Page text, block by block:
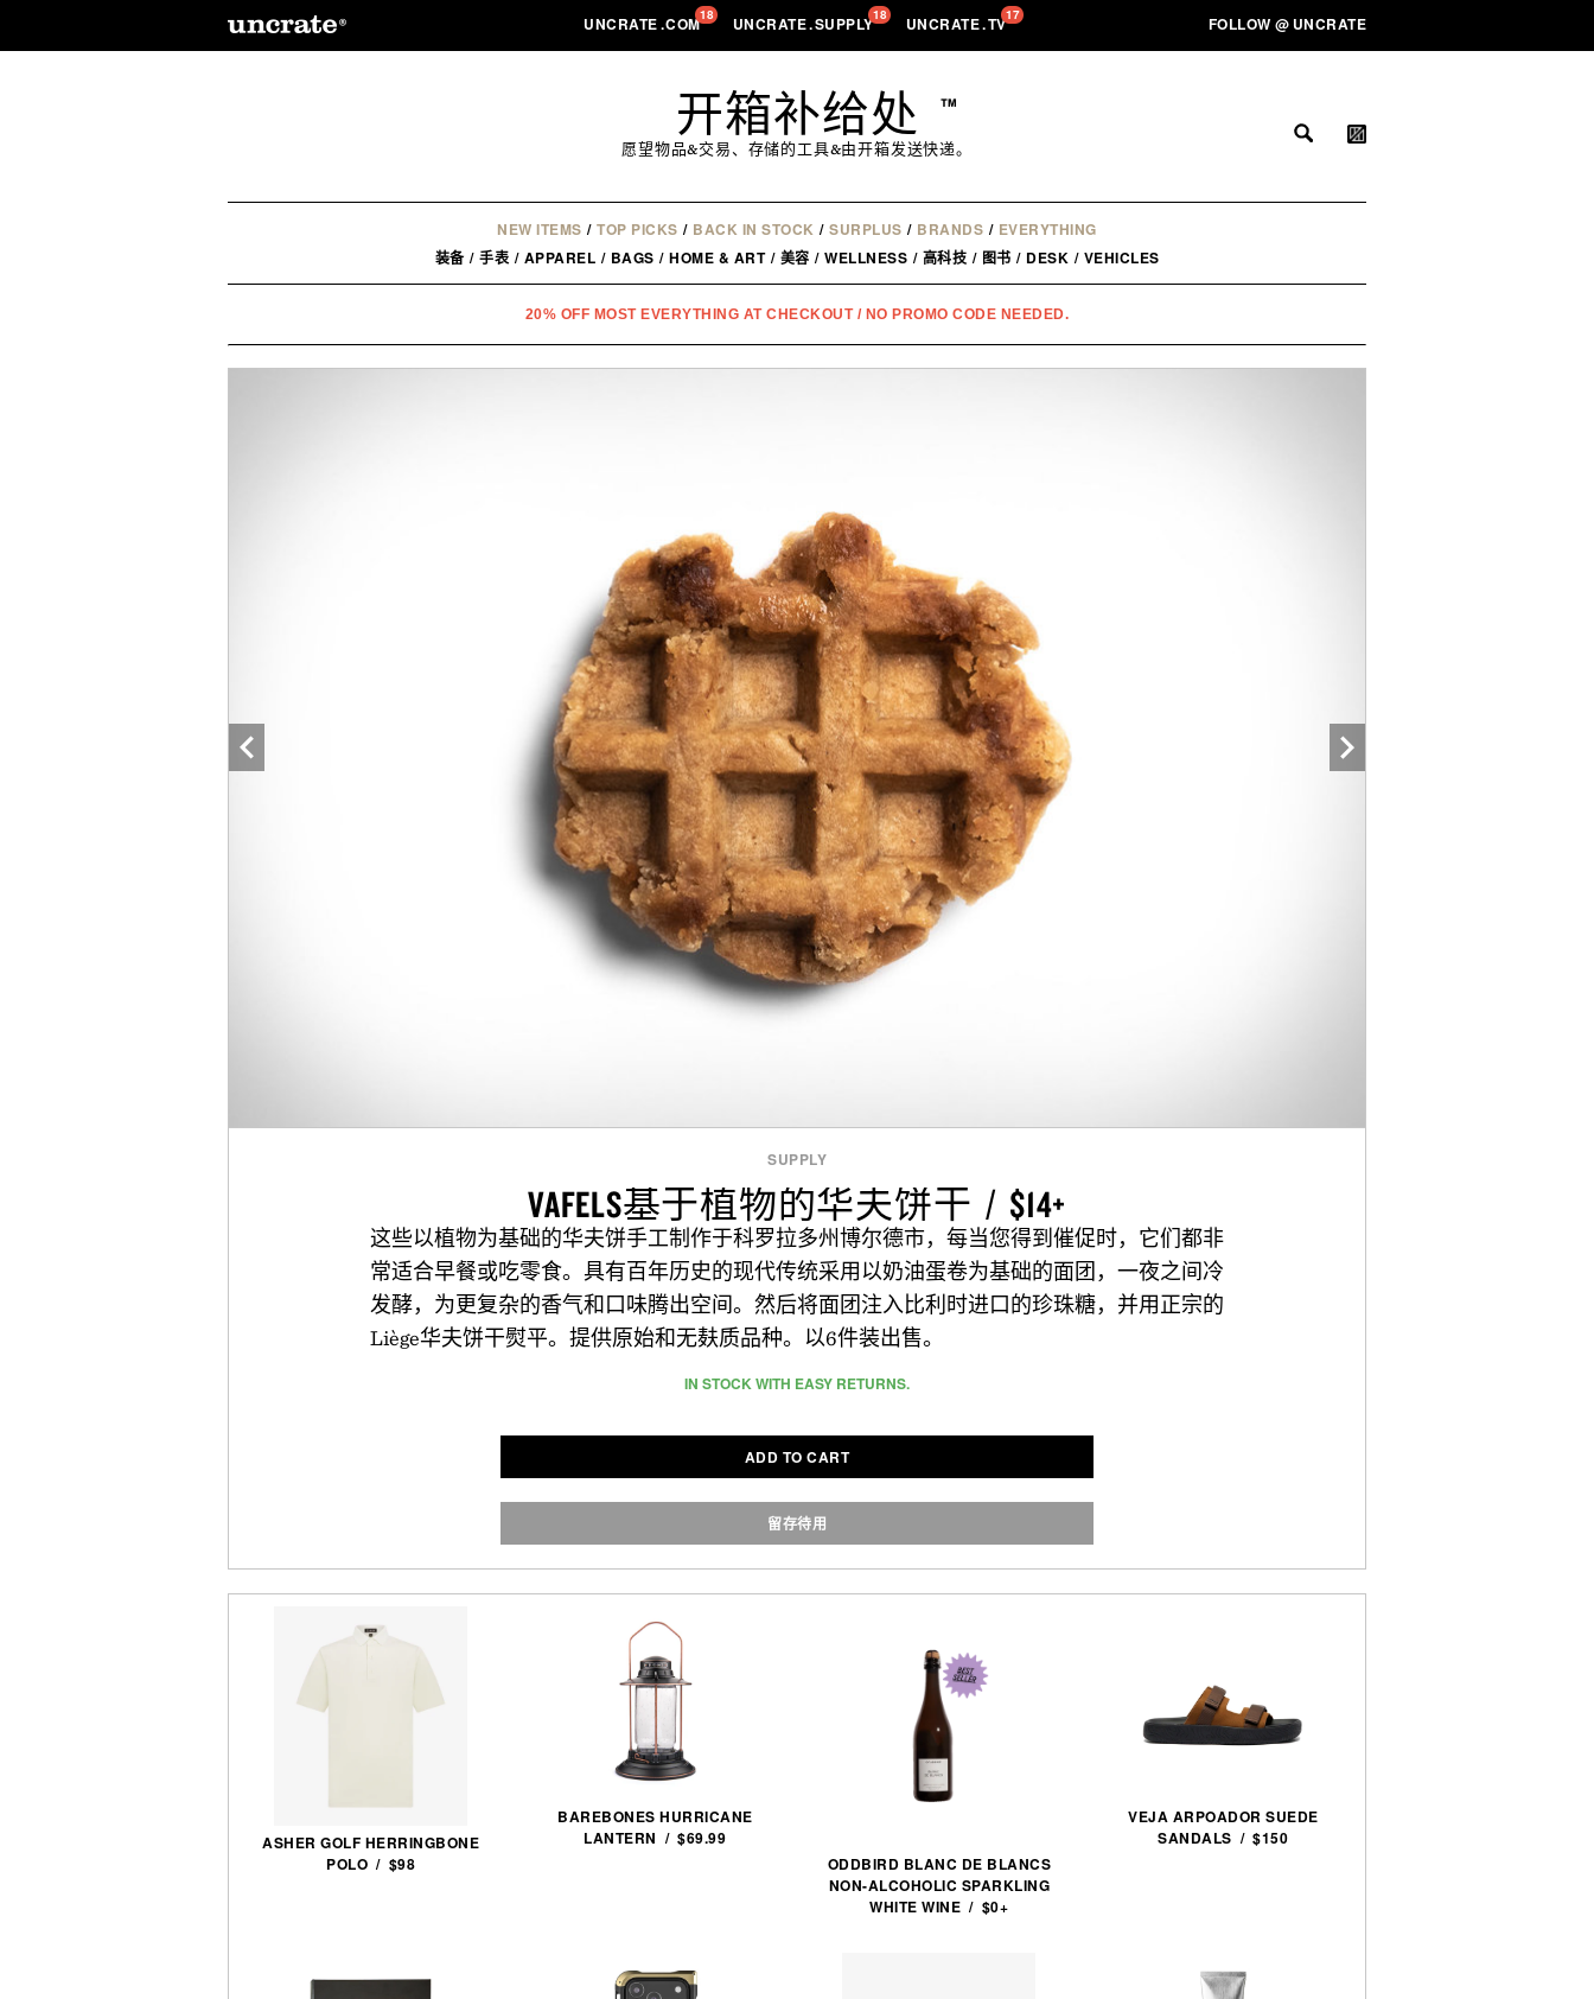
UNCRATE.COM18 UNCRATE.SUPPLY18 UNCRATE.TV17 FOLLOW @ UNCRATE
开箱补给处 ™
愿望物品&交易、存储的工具&由开箱发送快递。
NEW ITEMS / TOP PICKS / BACK IN STOCK / SURPLUS / BRANDS / EVERYTHING
装备 / 手表 / APPAREL / BAGS / HOME & ART / 美容 / WELLNESS / 高科技 / 图书 / DESK / VEHICLES
20% OFF MOST EVERYTHING AT CHECKOUT / NO PROMO CODE NEEDED.
SUPPLY
VAFELS基于植物的华夫饼干 / $14+
这些以植物为基础的华夫饼手工制作于科罗拉多州博尔德市，每当您得到催促时，它们都非
常适合早餐或吃零食。具有百年历史的现代传统采用以奶油蛋卷为基础的面团，一夜之间冷
发酵，为更复杂的香气和口味腾出空间。然后将面团注入比利时进口的珍珠糖，并用正宗的
Liège华夫饼干熨平。提供原始和无麸质品种。以6件装出售。
IN STOCK WITH EASY RETURNS.
ADD TO CART
留存待用
ASHER GOLF HERRINGBONE
POLO / $98
BAREBONES HURRICANE
LANTERN / $69.99
ODDBIRD BLANC DE BLANCS
NON-ALCOHOLIC SPARKLING
WHITE WINE / $0+
VEJA ARPOADOR SUEDE
SANDALS / $150